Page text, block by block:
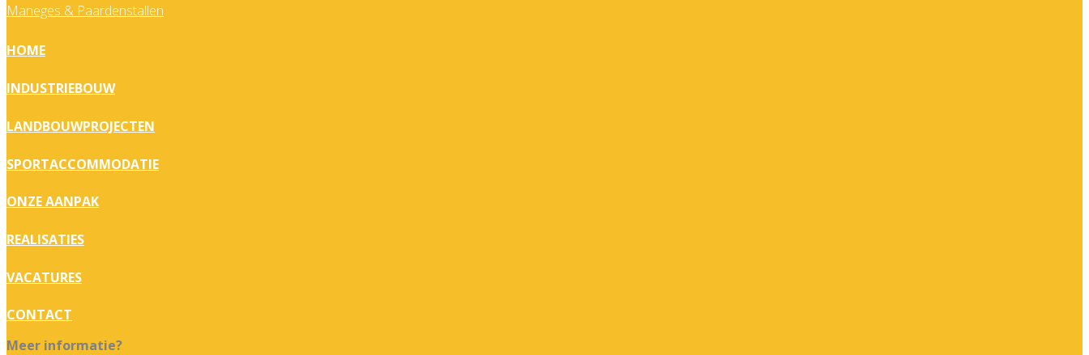
Maneges & Paardenstallen
HOME
INDUSTRIEBOUW
LANDBOUWPROJECTEN
SPORTACCOMMODATIE
ONZE AANPAK
REALISATIES
VACATURES
CONTACT
Meer informatie?